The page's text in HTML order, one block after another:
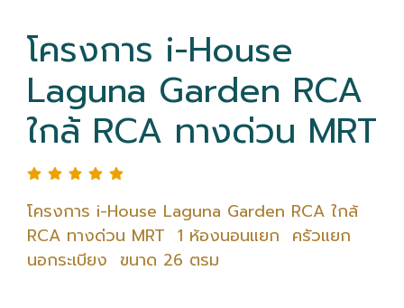
โครงการ i-House
Laguna Garden RCA
ใกล้ RCA ทางด่วน MRT
โครงการ i-House Laguna Garden RCA ใกล้
RCA ทางด่วน MRT 1 ห้องนอนแยก ครัวแยก
นอกระเบียง ขนาด 26 ตรม